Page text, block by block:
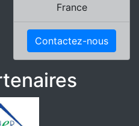
France
Contactez-nous